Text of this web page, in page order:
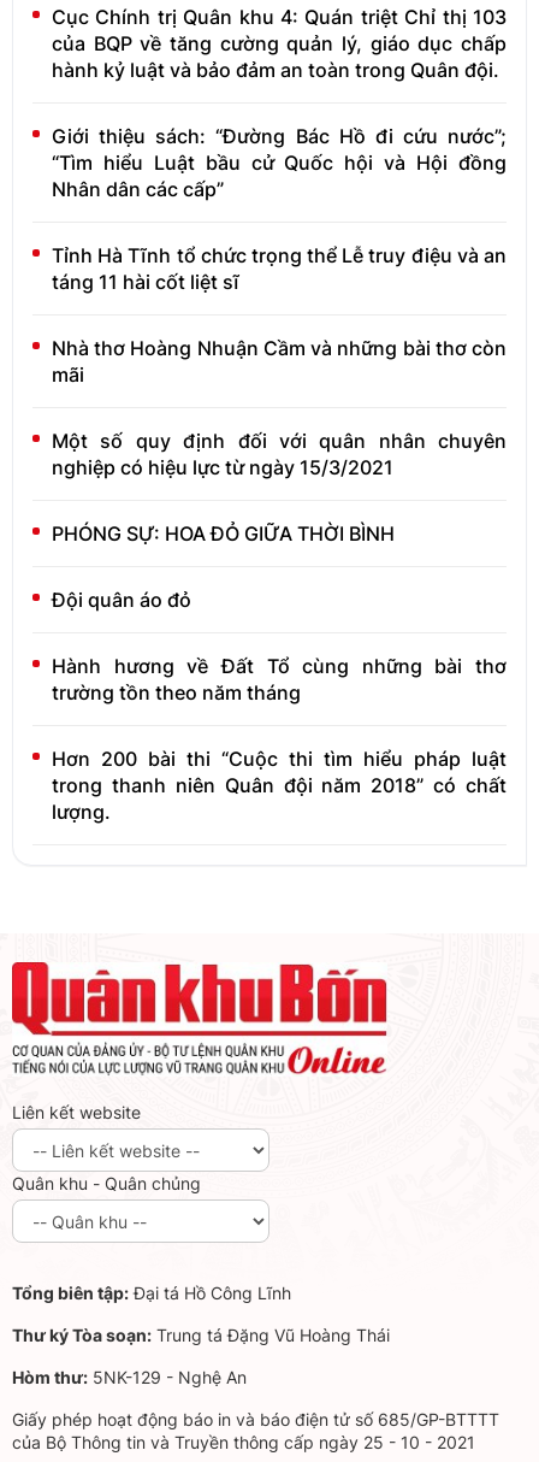
Cục Chính trị Quân khu 4: Quán triệt Chỉ thị 103
của BQP về tăng cường quản lý, giáo dục chấp
hành kỷ luật và bảo đảm an toàn trong Quân đội.
Giới thiệu sách: “Đường Bác Hồ đi cứu nước”;
“Tìm hiểu Luật bầu cử Quốc hội và Hội đồng
Nhân dân các cấp”
Tỉnh Hà Tĩnh tổ chức trọng thể Lễ truy điệu và an
táng 11 hài cốt liệt sĩ
Nhà thơ Hoàng Nhuận Cầm và những bài thơ còn
mãi
Một số quy định đối với quân nhân chuyên
nghiệp có hiệu lực từ ngày 15/3/2021
PHÓNG SỰ: HOA ĐỎ GIỮA THỜI BÌNH
Đội quân áo đỏ
Hành hương về Đất Tổ cùng những bài thơ
trường tồn theo năm tháng
Hơn 200 bài thi “Cuộc thi tìm hiểu pháp luật
trong thanh niên Quân đội năm 2018” có chất
lượng.
Liên kết website
Quân khu - Quân chủng
Tổng biên tập:Đại tá Hồ Công Lĩnh
Thư ký Tòa soạn: Trung tá Đặng Vũ Hoàng Thái
Hòm thư: 5NK-129 - Nghệ An
Giấy phép hoạt động báo in và báo điện tử số 685/GP-BTTTT
của Bộ Thông tin và Truyền thông cấp ngày 25 - 10 - 2021